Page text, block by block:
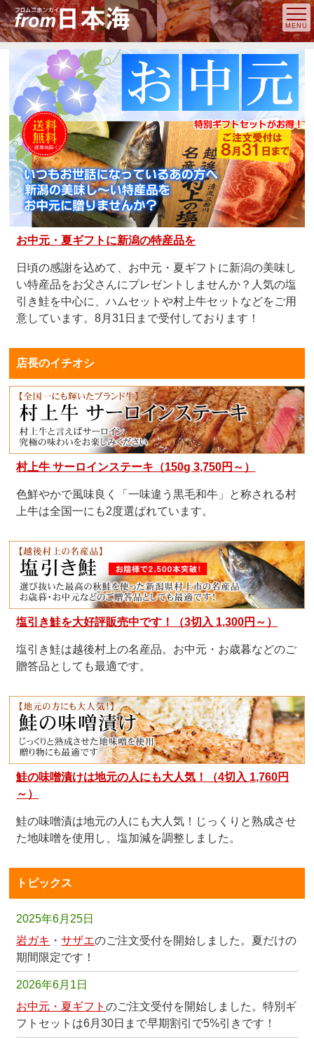
お中元・夏ギフトに新潟の特産品を
日頃の感謝を込めて、お中元・夏ギフトに新潟の美味し
い特産品をお父さんにプレゼントしませんか？人気の塩
引き鮭を中心に、ハムセットや村上牛セットなどをご用
意しています。8月31日まで受付しております！
店長のイチオシ
村上牛 サーロインステーキ（150g 3,750円～）
色鮮やかで風味良く「一味違う黒毛和牛」と称される村
上牛は全国一にも2度選ばれています。
塩引き鮭を大好評販売中です！（3切入 1,300円～）
塩引き鮭は越後村上の名産品。お中元・お歳暮などのご
贈答品としても最適です。
鮭の味噌漬けは地元の人にも大人気！（4切入 1,760円
～）
鮭の味噌漬は地元の人にも大人気！じっくりと熟成させ
た地味噌を使用し、塩加減を調整しました。
トピックス
2025年6月25日
岩ガキ ・サザエのご注文受付を開始しました。夏だけの
期間限定です！
2026年6月1日
お中元・夏ギフトのご注文受付を開始しました。特別ギ
フトセットは6月30日まで早期割引で5%引きです！